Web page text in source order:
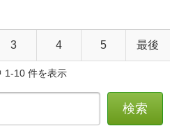
3 4 5 最後
1-10 件を表示
検索